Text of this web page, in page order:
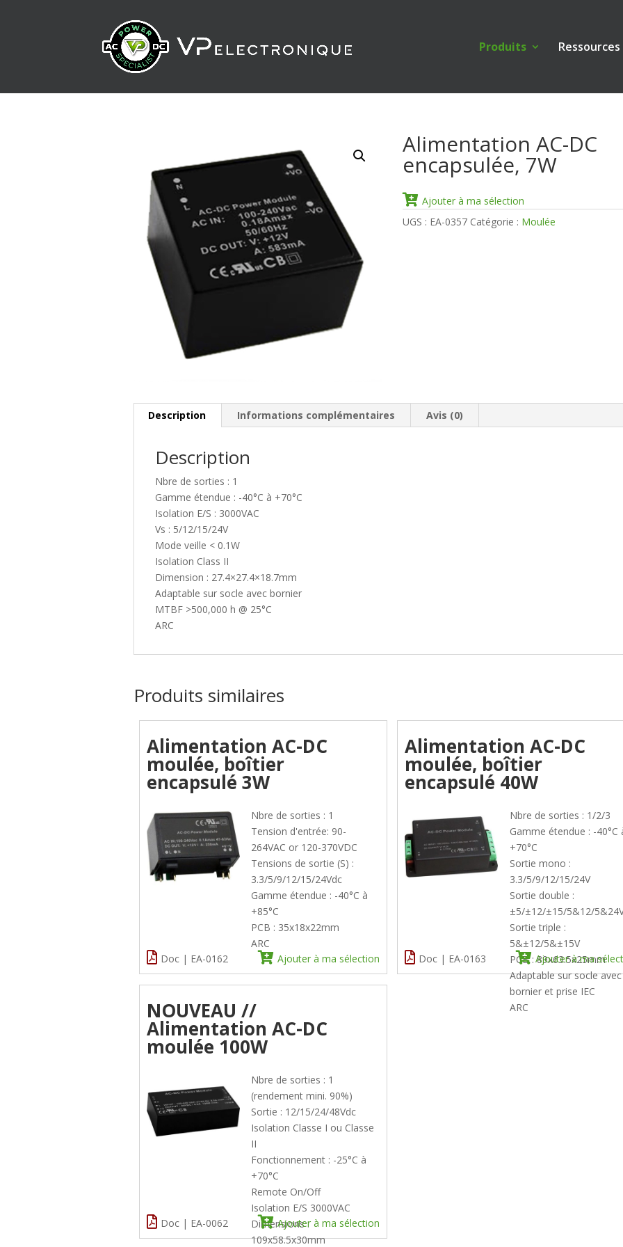
Produits Ressources
Alimentation AC-DC
encapsulée, 7W
Ajouter à ma sélection
UGS : EA-0357 Catégorie : Moulée
Description Informations complémentaires Avis (0)
Description
Nbre de sorties : 1
Gamme étendue : -40°C à +70°C
Isolation E/S : 3000VAC
Vs : 5/12/15/24V
Mode veille < 0.1W
Isolation Class II
Dimension : 27.4×27.4×18.7mm
Adaptable sur socle avec bornier
MTBF >500,000 h @ 25°C
ARC
Produits similaires
Alimentation AC-DC
moulée, boîtier
encapsulé 3W
Nbre de sorties : 1
Tension d'entrée: 90-
264VAC or 120-370VDC
Tensions de sortie (S) :
3.3/5/9/12/15/24Vdc
Gamme étendue : -40°C à
+85°C
PCB : 35x18x22mm
ARC
Ajouter à ma sélection
Doc | EA-0162
Alimentation AC-DC
moulée, boîtier
encapsulé 40W
Nbre de sorties : 1/2/3
Gamme étendue : -40°C
+70°C
Sortie mono :
3.3/5/9/12/15/24V
Sortie double :
±5/±12/±15/5&12/
Sortie triple :
5&±12/5&±15V
PCB : 89x63.5x25mm
Adaptable sur socle avec
bornier et prise IEC
ARC
Ajouter à ma
Doc | EA-0163
NOUVEAU //
Alimentation AC-DC
moulée 100W
Nbre de sorties : 1
(rendement mini. 90%)
Sortie : 12/15/24/48Vdc
Isolation Classe I ou Classe
II
Fonctionnement : -25°C à
+70°C
Remote On/Off
Isolation E/S 3000VAC
Dimensions :
109x58.5x30mm
Ajouter à ma sélection
Doc | EA-0062